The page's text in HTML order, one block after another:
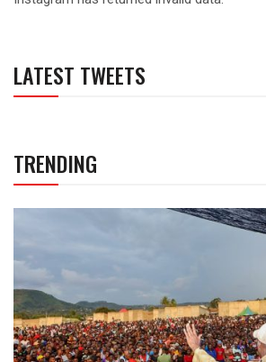
LATEST TWEETS
TRENDING